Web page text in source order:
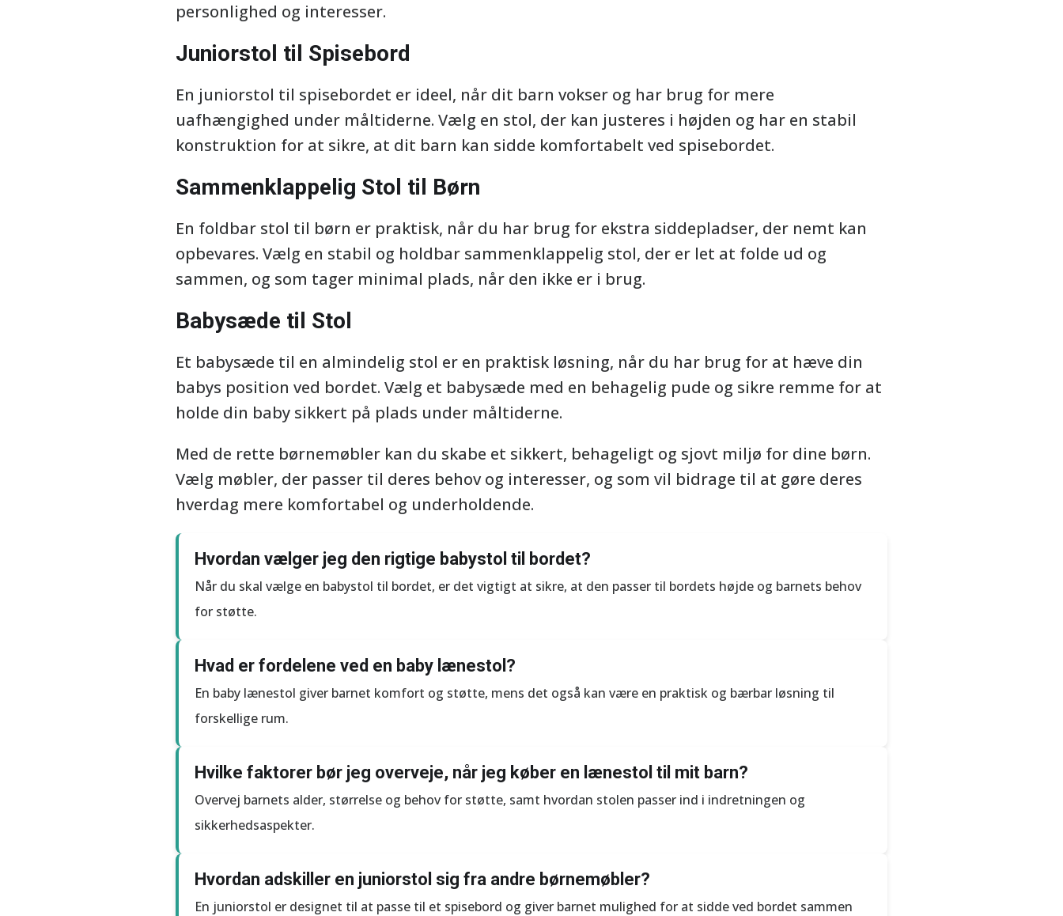
personlighed og interesser.
Juniorstol til Spisebord
En juniorstol til spisebordet er ideel, når dit barn vokser og har brug for mere
uafhængighed under måltiderne. Vælg en stol, der kan justeres i højden og har en stabil
konstruktion for at sikre, at dit barn kan sidde komfortabelt ved spisebordet.
Sammenklappelig Stol til Børn
En foldbar stol til børn er praktisk, når du har brug for ekstra siddepladser, der nemt kan
opbevares. Vælg en stabil og holdbar sammenklappelig stol, der er let at folde ud og
sammen, og som tager minimal plads, når den ikke er i brug.
Babysæde til Stol
Et babysæde til en almindelig stol er en praktisk løsning, når du har brug for at hæve din
babys position ved bordet. Vælg et babysæde med en behagelig pude og sikre remme for at
holde din baby sikkert på plads under måltiderne.
Med de rette børnemøbler kan du skabe et sikkert, behageligt og sjovt miljø for dine børn.
Vælg møbler, der passer til deres behov og interesser, og som vil bidrage til at gøre deres
hverdag mere komfortabel og underholdende.
Hvordan vælger jeg den rigtige babystol til bordet?
Når du skal vælge en babystol til bordet, er det vigtigt at sikre, at den passer til bordets højde og barnets behov
for støtte.
Hvad er fordelene ved en baby lænestol?
En baby lænestol giver barnet komfort og støtte, mens det også kan være en praktisk og bærbar løsning til
forskellige rum.
Hvilke faktorer bør jeg overveje, når jeg køber en lænestol til mit barn?
Overvej barnets alder, størrelse og behov for støtte, samt hvordan stolen passer ind i indretningen og
sikkerhedsaspekter.
Hvordan adskiller en juniorstol sig fra andre børnemøbler?
En juniorstol er designet til at passe til et spisebord og giver barnet mulighed for at sidde ved bordet sammen